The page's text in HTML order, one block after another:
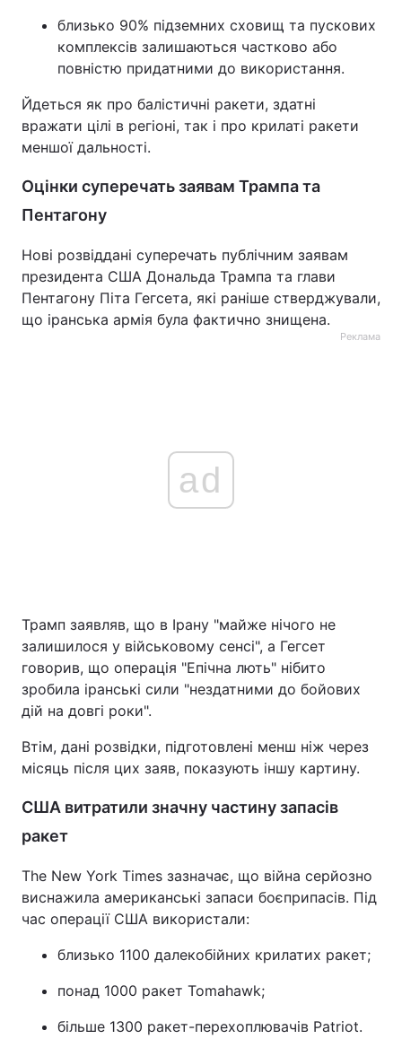
близько 90% підземних сховищ та пускових
комплексів залишаються частково або
повністю придатними до використання.
Йдеться як про балістичні ракети, здатні
вражати цілі в регіоні, так і про крилаті ракети
меншої дальності.
Оцінки суперечать заявам Трампа та
Пентагону
Нові розвіддані суперечать публічним заявам
президента США Дональда Трампа та глави
Пентагону Піта Гегсета, які раніше стверджували,
що іранська армія була фактично знищена.
Реклама
ad
Трамп заявляв, що в Ірану "майже нічого не
залишилося у військовому сенсі", а Гегсет
говорив, що операція "Епічна лють" нібито
зробила іранські сили "нездатними до бойових
дій на довгі роки".
Втім, дані розвідки, підготовлені менш ніж через
місяць після цих заяв, показують іншу картину.
США витратили значну частину запасів
ракет
The New York Times зазначає, що війна серйозно
виснажила американські запаси боєприпасів. Під
час операції США використали:
близько 1100 далекобійних крилатих ракет;
понад 1000 ракет Tomahawk;
більше 1300 ракет-перехоплювачів Patriot.